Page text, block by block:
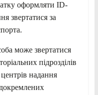
оформляти ID-
звертатися за
може звертатися
підрозділів
надання